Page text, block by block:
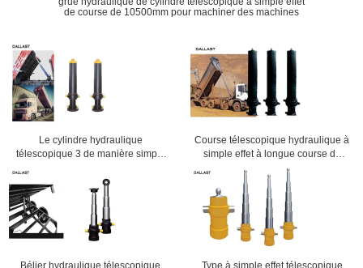
de course de 10500mm pour machiner des machines
Le cylindre hydraulique
télescopique 3 de manière simple
plusieurs étages pour le camion à
benne basculante
Course télescopique hydraulique à
simple effet à longue course du
cylindre 20 de camion à benne
basculante
Bélier hydraulique télescopique
Type à simple effet télescopique